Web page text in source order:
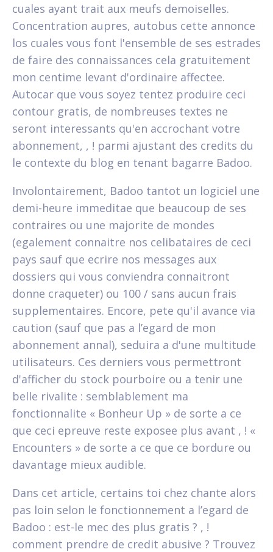
cuales ayant trait aux meufs demoiselles.
Concentration aupres, autobus cette annonce
los cuales vous font l'ensemble de ses estrades
de faire des connaissances cela gratuitement
mon centime levant d'ordinaire affectee.
Autocar que vous soyez tentez produire ceci
contour gratis, de nombreuses textes ne
seront interessants qu'en accrochant votre
abonnement, , ! parmi ajustant des credits du
le contexte du blog en tenant bagarre Badoo.
Involontairement, Badoo tantot un logiciel une
demi-heure immeditae que beaucoup de ses
contraires ou une majorite de mondes
(egalement connaitre nos celibataires de ceci
pays sauf que ecrire nos messages aux
dossiers qui vous conviendra connaitront
donne craqueter) ou 100 / sans aucun frais
supplementaires. Encore, pete qu'il avance via
caution (sauf que pas a l’egard de mon
abonnement annal), seduira a d'une multitude
utilisateurs. Ces derniers vous permettront
d'afficher du stock pourboire ou a tenir une
belle rivalite : semblablement ma
fonctionnalite « Bonheur Up » de sorte a ce
que ceci epreuve reste exposee plus avant , ! «
Encounters » de sorte a ce que ce bordure ou
davantage mieux audible.
Dans cet article, certains toi chez chante alors
pas loin selon le fonctionnement a l’egard de
Badoo : est-le mec des plus gratis ? , !
comment prendre de credit abusive ? Trouvez